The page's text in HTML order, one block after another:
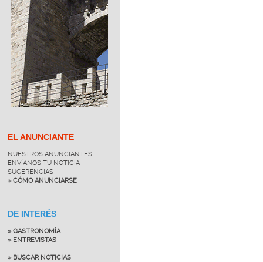
EL ANUNCIANTE
NUESTROS ANUNCIANTES
ENVÍANOS TU NOTICIA
SUGERENCIAS
» CÓMO ANUNCIARSE
DE INTERÉS
» GASTRONOMÍA
» ENTREVISTAS
» BUSCAR NOTICIAS